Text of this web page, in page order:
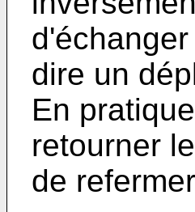
dire un
En
retourner
de